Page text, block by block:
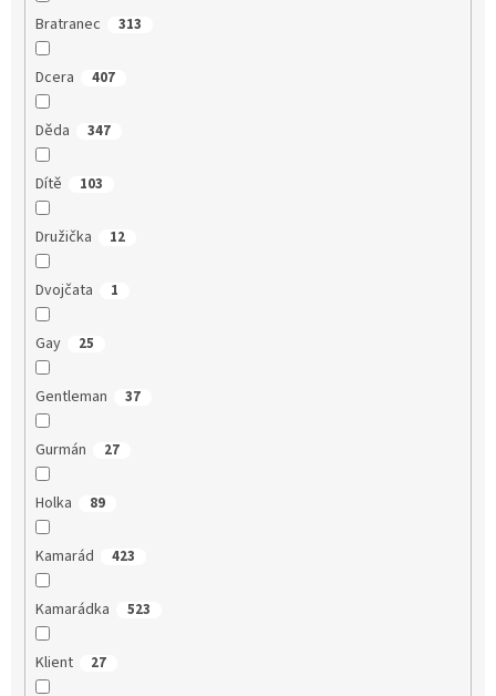
Bratranec 313
Dcera 407
Děda 347
Dítě 103
Družička 12
Dvojčata 1
Gay 25
Gentleman 37
Gurmán 27
Holka 89
Kamarád 423
Kamarádka 523
Klient 27